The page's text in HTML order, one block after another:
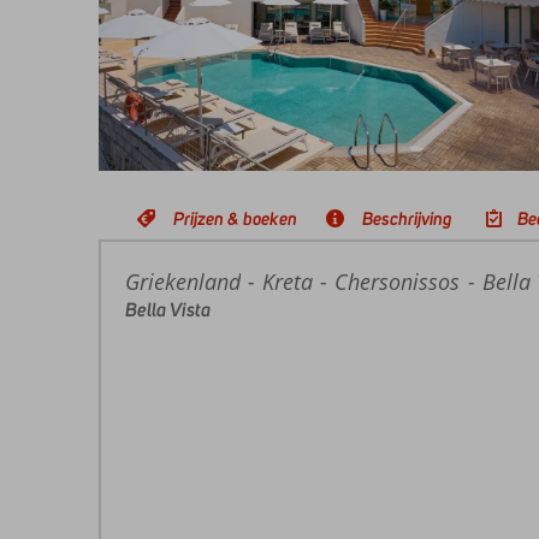
Prijzen & boeken Beschrijving
Home
Griekenland Kreta Chersonissos Bella
Bella Vista